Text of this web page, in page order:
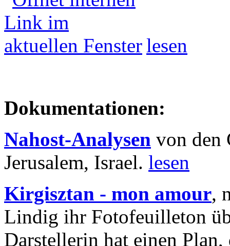
lesen
Dokumentationen:
Nahost-Analysen von den
Jerusalem, Israel. lesen
Kirgisztan - mon amour,
Lindig ihr Fotofeuilleton
Darstellerin hat einen Plan,